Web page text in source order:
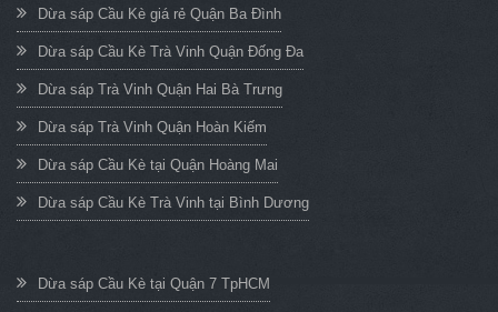
Dừa sáp Cầu Kè giá rẻ Quận Ba Đình
Dừa sáp Cầu Kè Trà Vinh Quận Đống Đa
Dừa sáp Trà Vinh Quận Hai Bà Trưng
Dừa sáp Trà Vinh Quận Hoàn Kiếm
Dừa sáp Cầu Kè tại Quận Hoàng Mai
Dừa sáp Cầu Kè Trà Vinh tại Bình Dương
Dừa sáp Cầu Kè tại Quận 7 TpHCM